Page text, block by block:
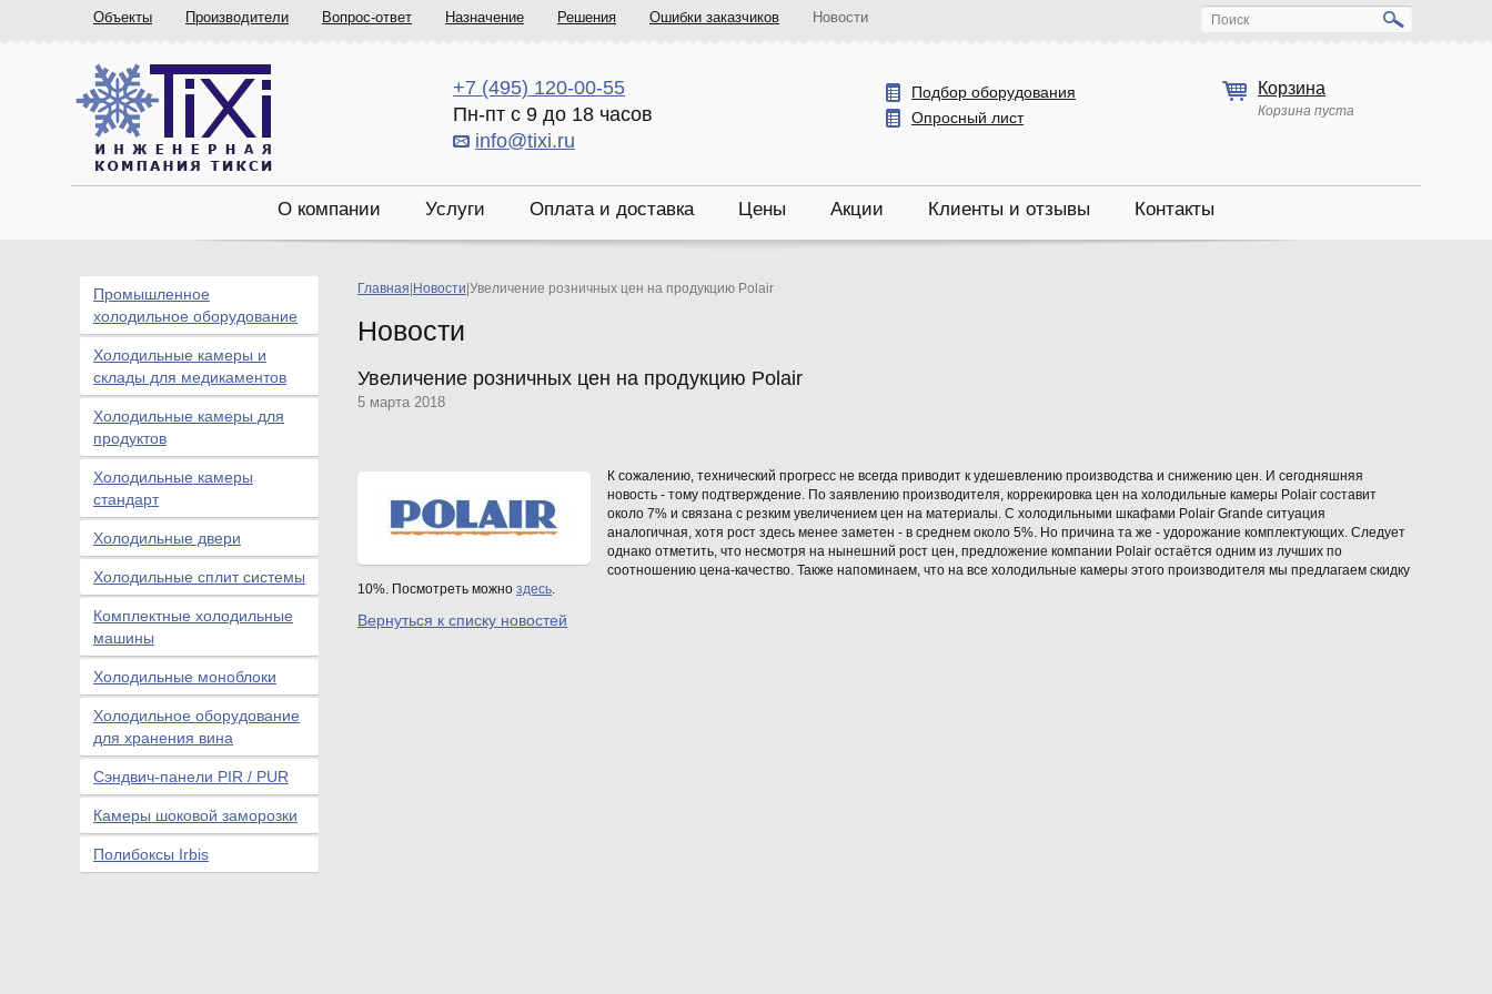
Объекты Производители Вопрос-ответ Назначение Решения Ошибки заказчиков Новости Поиск
+7 (495) 120-00-55
Пн-пт с 9 до 18 часов
info@tixi.ru
Подбор оборудования
Опросный лист
Корзина
Корзина пуста
О компании Услуги Оплата и доставка Цены Акции Клиенты и отзывы Контакты
Главная Новости Увеличение розничных цен на продукцию Polair
Новости
Увеличение розничных цен на продукцию Polair
5 марта 2018
К сожалению, технический прогресс не всегда приводит к удешевлению производства и снижению цен. И сегодняшняя
новость - тому подтверждение. По заявлению производителя, коррекировка цен на холодильные камеры Polair составит
около 7% и связана с резким увеличением цен на материалы. С холодильными шкафами Polair Grande ситуация
аналогичная, хотя рост здесь менее заметен - в среднем около 5%. Но причина та же - удорожание комплектующих. Следует
однако отметить, что несмотря на нынешний рост цен, предложение компании Polair остаётся одним из лучших по
соотношению цена-качество. Также напоминаем, что на все холодильные камеры этого производителя мы предлагаем скидку
10%. Посмотреть можно здесь.
Вернуться к списку новостей
Промышленное
холодильное оборудование
Холодильные камеры и
склады для медикаментов
Холодильные камеры для
продуктов
Холодильные камеры
стандарт
Холодильные двери
Холодильные сплит системы
Комплектные холодильные
машины
Холодильные моноблоки
Холодильное оборудование
для хранения вина
Сэндвич-панели PIR / PUR
Камеры шоковой заморозки
Полибоксы Irbis